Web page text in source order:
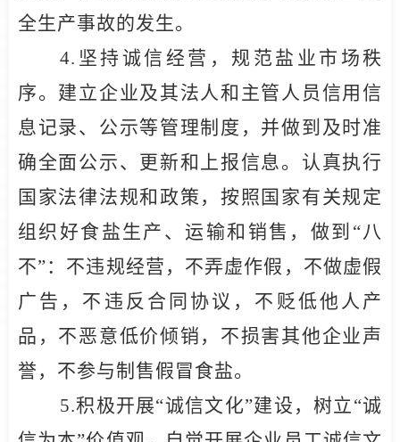
全生产事故的发生。
4. 坚持诚信经营，规范盐业市场秩
序。建立企业及其法人和主管人员信用信
息记录、公示等管理制度，并做到及时准
确全面公示、更新和上报信息。认真执行
国家法律法规和政策，按照国家有关规定
组织好食盐生产、运输和销售，做到“八
不”：不违规经营，不弄虚作假，不做虚假
广告，不违反合同协议，不贬低他人产
品，不恶意低价倾销，不损害其他企业声
誉，不参与制售假冒食盐。
5.积极开展“诚信文化”建设，树立“诚